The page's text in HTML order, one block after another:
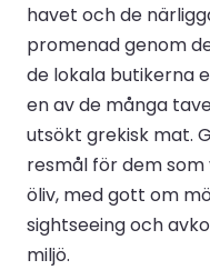
havet och de
promenad genom
de lokala butikerna
en av de många
utsökt grekisk mat.
resmål för dem
öliv, med gott om
sightseeing och
miljö.